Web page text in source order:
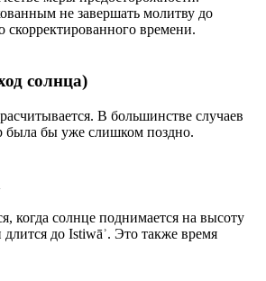
не завершать молитву до
скорректированного времени.
солнца)
В большинстве случаев
была бы уже слишком поздно.
когда солнце поднимается на высоту
длится до Istiwāʾ. Это также время